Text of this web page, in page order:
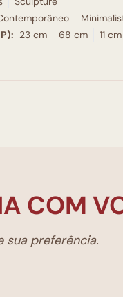
23 cm 68 cm 11 cm
COM
sua preferência.